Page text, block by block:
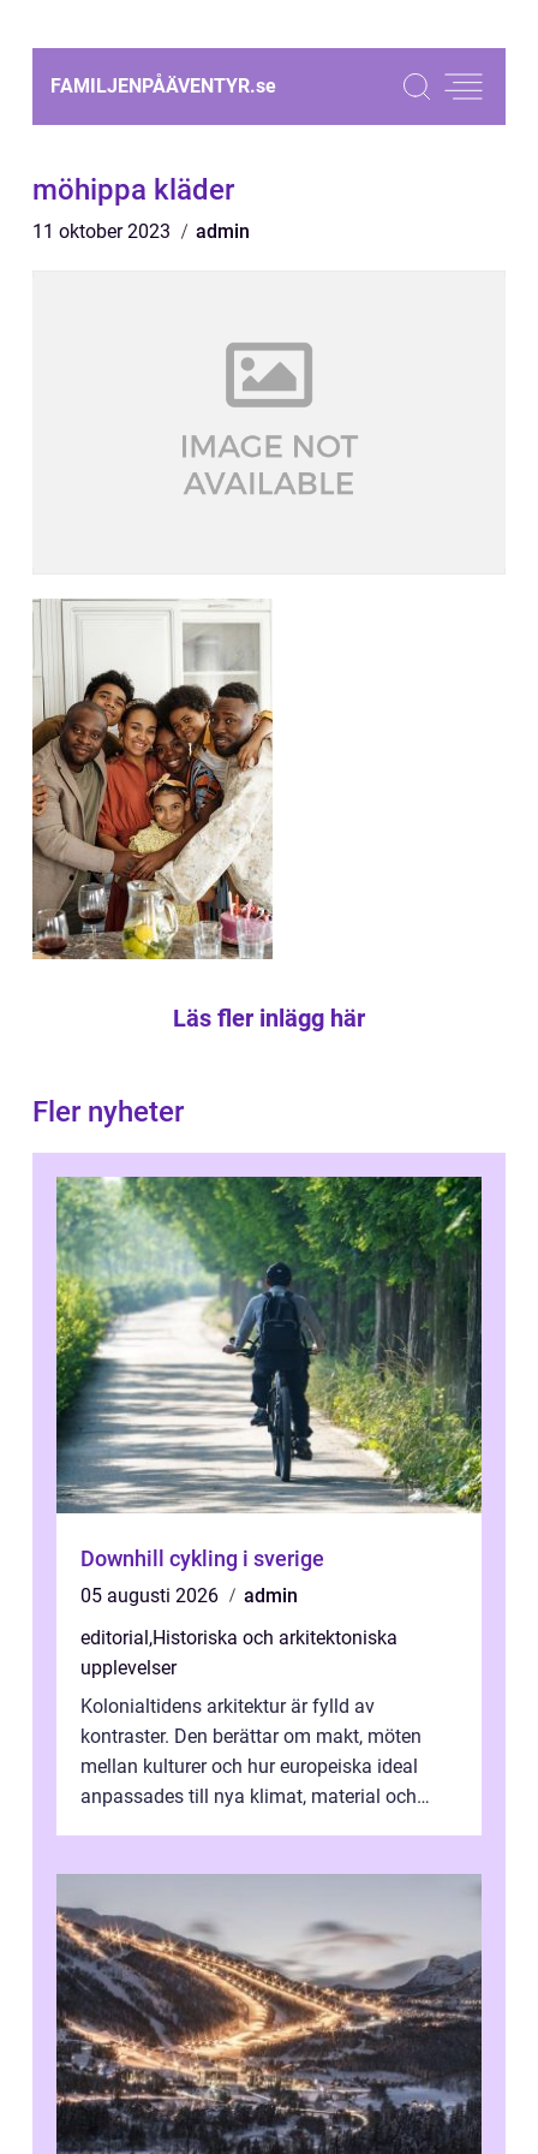
FAMILJENPÅÄVENTYR.se
möhippa kläder
11 oktober 2023 admin
Läs fler inlägg här
Fler nyheter
Downhill cykling i sverige
05 augusti 2026
admin
editorial,Historiska och arkitektoniska
upplevelser
Kolonialtidens arkitektur är fylld av
kontraster. Den berättar om makt, möten
mellan kulturer och hur europeiska ideal
anpassades till nya klimat, material och